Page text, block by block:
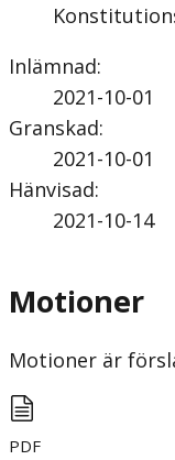
Inlämnad:
2021-10-01
Granskad:
2021-10-01
Hänvisad:
2021-10-14
Motioner
Motioner är
PDF